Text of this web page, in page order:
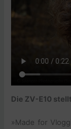
Die ZV-E10
»Made for